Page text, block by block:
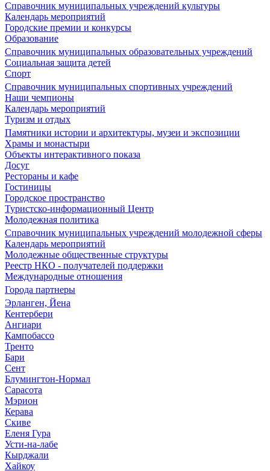
Справочник муниципальных учреждений культуры
Календарь мероприятий
Городские премии и конкурсы
Образование
Справочник муниципальных образовательных учреждений
Социальная защита детей
Спорт
Справочник муниципальных спортивных учреждений
Наши чемпионы
Календарь мероприятий
Туризм и отдых
Памятники истории и архитектуры, музеи и экспозиции
Храмы и монастыри
Объекты интерактивного показа
Досуг
Рестораны и кафе
Гостиницы
Городское пространство
Туристско-информационный Центр
Молодежная политика
Справочник муниципальных учреждений молодежной сферы
Календарь мероприятий
Молодежные общественные структуры
Реестр НКО - получателей поддержки
Международные отношения
Города партнеры
Эрланген, Йена
Кентербери
Ангиари
Кампобассо
Тренто
Бари
Сент
Блумингтон-Нормал
Сарасота
Мэрион
Керава
Скиве
Еленя Гура
Усти-на-лабе
Кырджали
Хайкоу